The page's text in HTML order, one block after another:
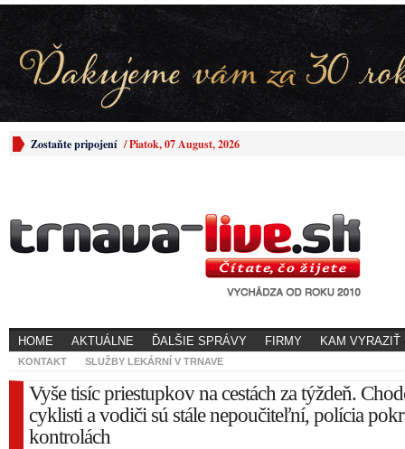
Zostaňte pripojení /Piatok, 07 August, 2026
HOME AKTUÁLNE ĎALŠIE SPRÁVY FIRMY KAM VYRAZIŤ
KONTAKT SLUŽBY LEKÁRNÍ V TRNAVE
Vyše tisíc priestupkov na cestách za týždeň.
cyklisti a vodiči sú stále nepoučiteľní, polícia
kontrolách